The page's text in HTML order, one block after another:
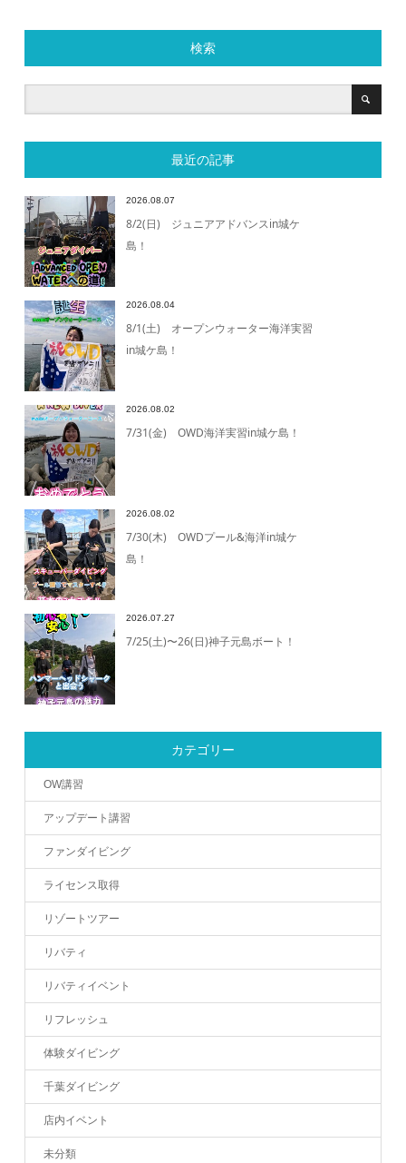
検索
最近の記事
2026.08.07
8/2(日) ジュニアアドバンスin城ケ
島！
2026.08.04
8/1(土) オープンウォーター海洋実習
in城ケ島！
2026.08.02
7/31(金) OWD海洋実習in城ケ島！
2026.08.02
7/30(木) OWDプール&海洋in城ケ
島！
2026.07.27
7/25(土)〜26(日)神子元島ボート！
カテゴリー
OW講習
アップデート講習
ファンダイビング
ライセンス取得
リゾートツアー
リバティ
リバティイベント
リフレッシュ
体験ダイビング
千葉ダイビング
店内イベント
未分類